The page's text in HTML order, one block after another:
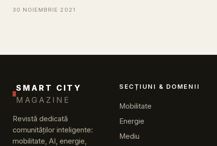
30 NOIEMBRIE 2021
SMART CITY
MAGAZINE
Revistă dedicată
comunităților inteligente:
mobilitate, AI, energie,
SECȚIUNI & DOMENII
Mobilitate
Energie
Mediu